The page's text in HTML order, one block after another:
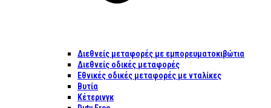
Διεθνείς μεταφορές με εμπορευματοκιβώτια
Διεθνείς οδικές μεταφορές
Εθνικές οδικές μεταφορές με νταλίκες
Βυτία
Κέτερινγκ